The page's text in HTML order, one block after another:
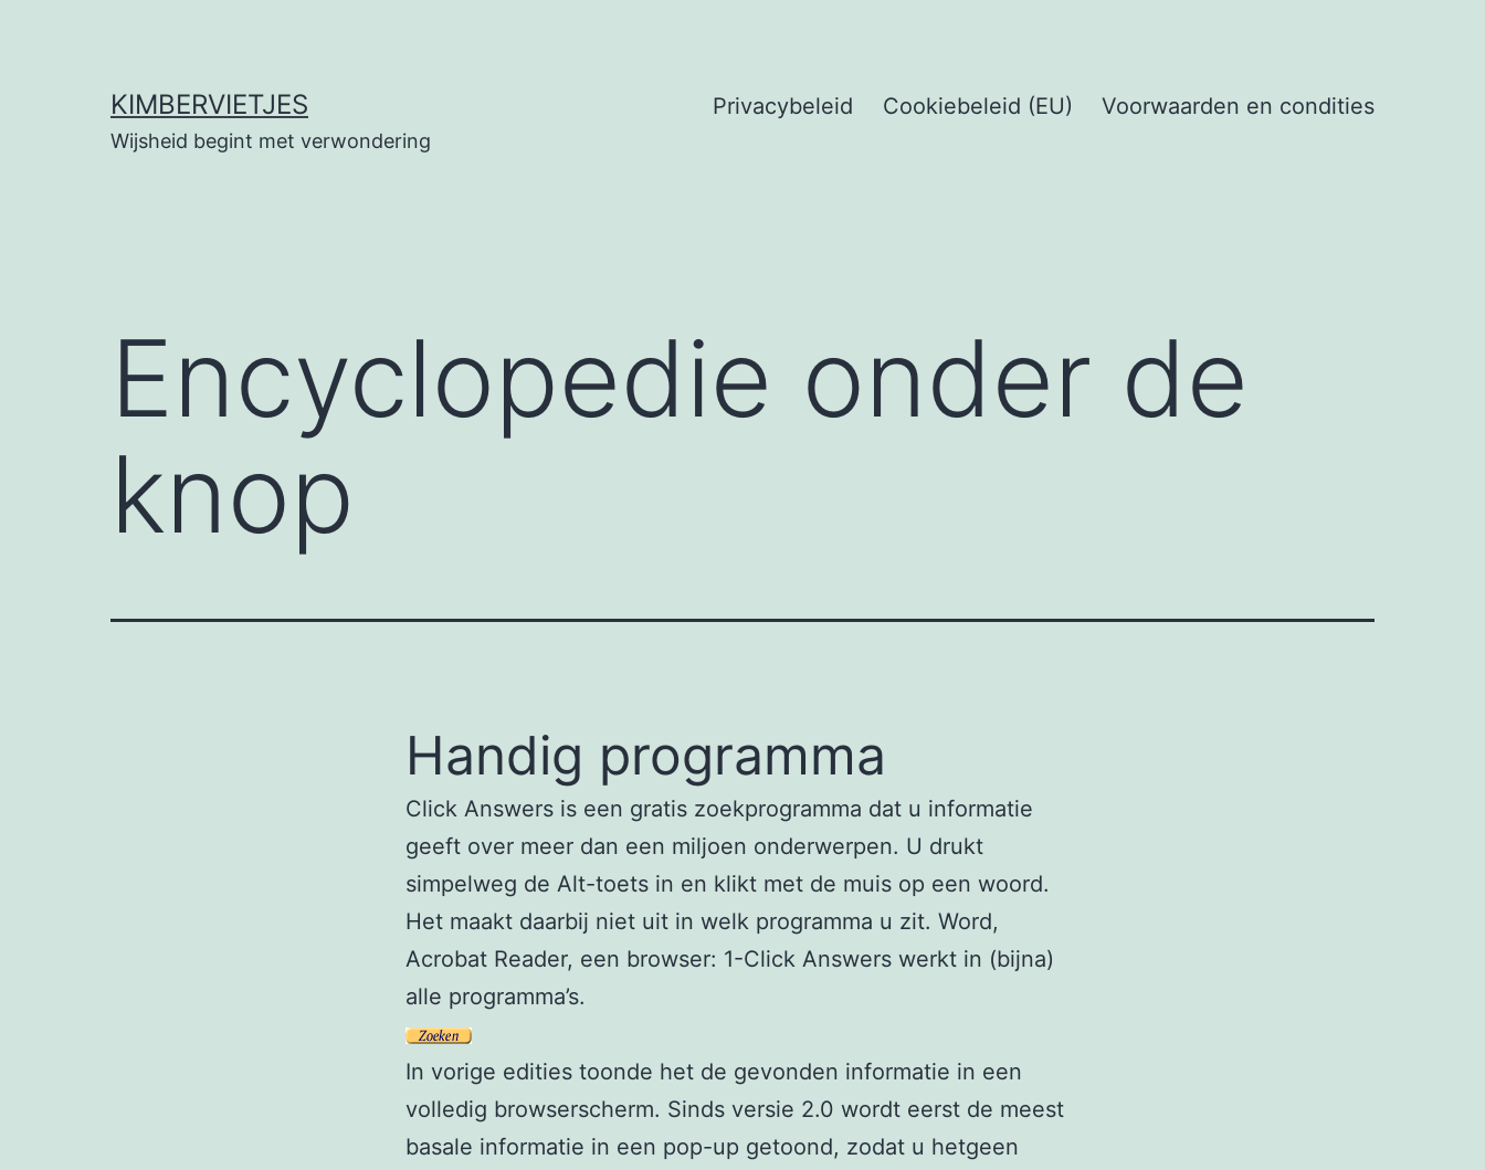
KIMBERVIETJES
Wijsheid begint met verwondering
Privacybeleid Cookiebeleid (EU) Voorwaarden en condities
Encyclopedie onder de
knop
Handig programma
Click Answers is een gratis zoekprogramma dat u informatie
geeft over meer dan een miljoen onderwerpen. U drukt
simpelweg de Alt-toets in en klikt met de muis op een woord.
Het maakt daarbij niet uit in welk programma u zit. Word,
Acrobat Reader, een browser: 1-Click Answers werkt in (bijna)
alle programma’s.
In vorige edities toonde het de gevonden informatie in een
volledig browserscherm. Sinds versie 2.0 wordt eerst de meest
basale informatie in een pop-up getoond, zodat u hetgeen